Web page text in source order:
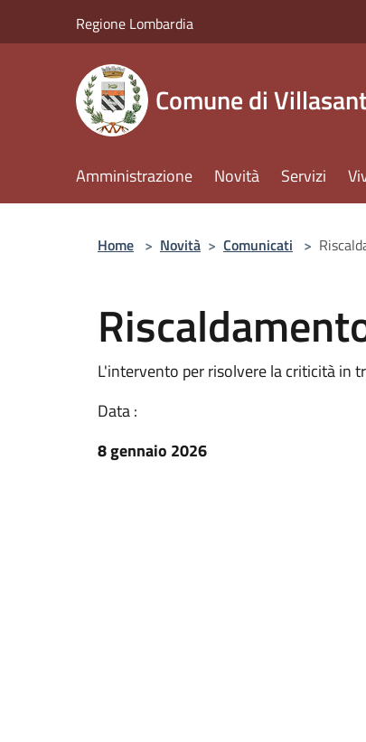
Regione Lombardia
Comune di
Amministrazione Novità Servizi
Home > Novità > Comunicati >
L'intervento per risolvere la criticità in
Data :
8 gennaio 2026